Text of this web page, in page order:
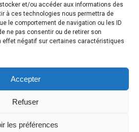
et/ou accéder aux informations des
à ces technologies nous permettra de
le comportement de navigation ou les ID
ne pas consentir ou de retirer son
effet négatif sur certaines caractéristiques
Accepter
Refuser
les préférences
réduire les indésirables.En
dont les données de vos
.
Retour au début